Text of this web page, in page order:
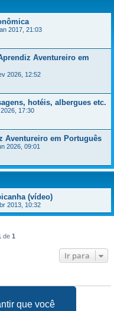
que você
2017, 21:03
Aventureiro em
2026, 12:52
hotéis, albergues etc.
17:30
Aventureiro em Português
2026, 09:01
(vídeo)
2013, 10:32
de 1
Ir para